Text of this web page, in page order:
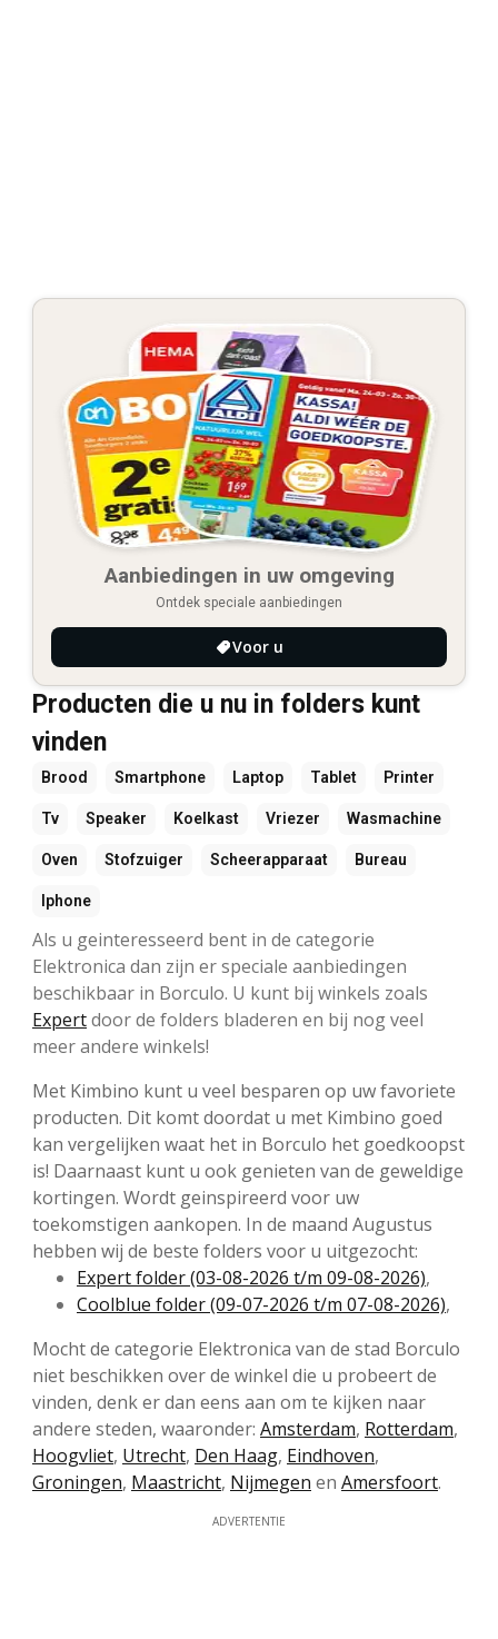
Aanbiedingen in uw omgeving
Ontdek speciale aanbiedingen
Voor u
Producten die u nu in folders kunt
vinden
Brood Smartphone Laptop Tablet Printer
Tv Speaker Koelkast Vriezer Wasmachine
Oven Stofzuiger Scheerapparaat Bureau
Iphone
Als u geinteresseerd bent in de categorie
Elektronica dan zijn er speciale aanbiedingen
beschikbaar in Borculo. U kunt bij winkels zoals
Expertdoor de folders bladeren en bij nog veel
meer andere winkels!
Met Kimbino kunt u veel besparen op uw favoriete
producten. Dit komt doordat u met Kimbino goed
kan vergelijken waat het in Borculo het goedkoopst
is! Daarnaast kunt u ook genieten van de geweldige
kortingen. Wordt geinspireerd voor uw
toekomstigen aankopen. In de maand Augustus
hebben wij de beste folders voor u uitgezocht:
Expert folder (03-08-2026 t/m 09-08-2026),
Coolblue folder (09-07-2026 t/m 07-08-2026),
Mocht de categorie Elektronica van de stad Borculo
niet beschikken over de winkel die u probeert de
vinden, denk er dan eens aan om te kijken naar
andere steden, waaronder: Amsterdam, Rotterdam,
Hoogvliet, Utrecht, Den Haag, Eindhoven,
Groningen, Maastricht, Nijmegen en Amersfoort.
ADVERTENTIE